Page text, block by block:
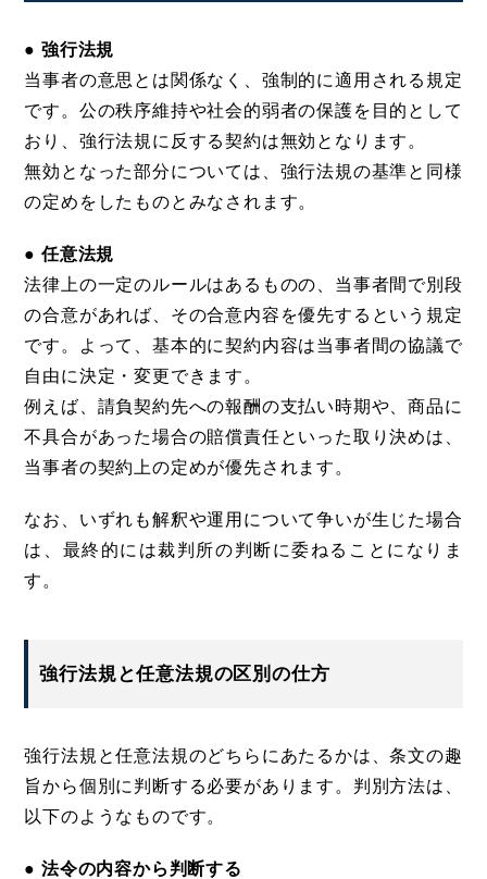
● 強行法規
当事者の意思とは関係なく、強制的に適用される規定
です。公の秩序維持や社会的弱者の保護を目的として
おり、強行法規に反する契約は無効となります。
無効となった部分については、強行法規の基準と同様
の定めをしたものとみなされます。
● 任意法規
法律上の一定のルールはあるものの、当事者間で別段
の合意があれば、その合意内容を優先するという規定
です。よって、基本的に契約内容は当事者間の協議で
自由に決定・変更できます。
例えば、請負契約先への報酬の支払い時期や、商品に
不具合があった場合の賠償責任といった取り決めは、
当事者の契約上の定めが優先されます。
なお、いずれも解釈や運用について争いが生じた場合
は、最終的には裁判所の判断に委ねることになりま
す。
強行法規と任意法規の区別の仕方
強行法規と任意法規のどちらにあたるかは、条文の趣
旨から個別に判断する必要があります。判別方法は、
以下のようなものです。
● 法令の内容から判断する